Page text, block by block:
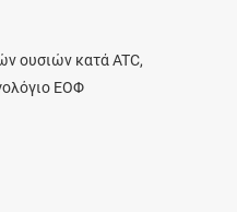
Ενημερωθείτε για την
ενός φαρμάκου κατά τη
ουσιών κατά ATC,
ΕΟΦ